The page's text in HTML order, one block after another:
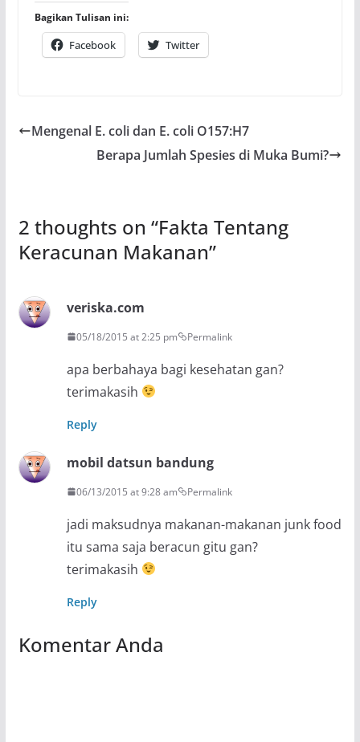
Bagikan Tulisan ini:
Facebook Twitter
Mengenal E. coli dan E. coli O157:H7
Berapa Jumlah Spesies di Muka Bumi?
2 thoughts on “Fakta Tentang
Keracunan Makanan”
veriska.com
05/18/2015 at 2:25 pm Permalink
apa berbahaya bagi kesehatan gan?
terimakasih
Reply
mobil datsun bandung
06/13/2015 at 9:28 am Permalink
jadi maksudnya makanan-makanan junk food
itu sama saja beracun gitu gan?
terimakasih
Reply
Komentar Anda